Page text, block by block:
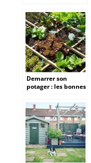
Demarrer son
potager : les bonnes
premiers legumes
maison